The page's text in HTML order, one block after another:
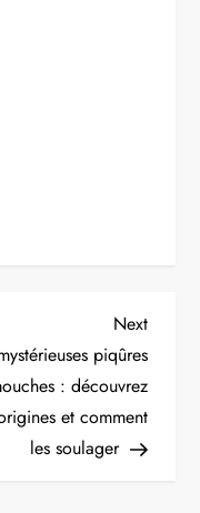
Next
Post
Next
piqûres
: découvrez
et comment
les soulager